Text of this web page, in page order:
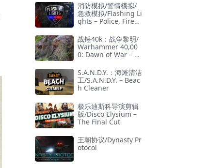
消防模拟/警情模拟/
急救模拟/Flashing Li
ghts – Police, Firefi
Services Simulator
战锤40k：战争黎明/
Warhammer 40,00
0: Dawn of War – D
S.A.N.D.Y.：海滩清洁
工/S.A.N.D.Y. – Beac
h Cleaner
极乐迪斯科导演剪辑
版/Disco Elysium –
The Final Cut
王朝协议/Dynasty Pr
otocol